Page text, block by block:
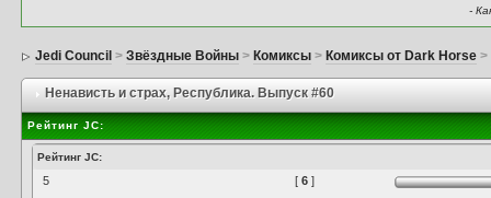
-
Jedi Council >Звёздные Войны > Комиксы > Комиксы от Dark Horse >
Ненависть и страх, Республика. Выпуск #60
Рейтинг JC:
Рейтинг JC:
5 [6 ]